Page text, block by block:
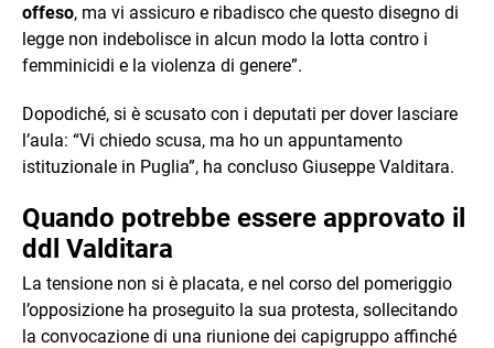
offeso, ma vi assicuro e ribadisco che questo disegno di
legge non indebolisce in alcun modo la lotta contro i
femminicidi e la violenza di genere”.
Dopodiché, si è scusato con i deputati per dover lasciare
l’aula: “Vi chiedo scusa, ma ho un appuntamento
istituzionale in Puglia”, ha concluso Giuseppe Valditara.
Quando potrebbe essere approvato il
ddl Valditara
La tensione non si è placata, e nel corso del pomeriggio
l’opposizione ha proseguito la sua protesta, sollecitando
la convocazione di una riunione dei capigruppo affinché